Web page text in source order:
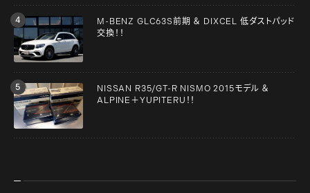
M-BENZ GLC63S前期 ＆ DIXCEL 低ダストパッド
交換！！
NISSAN R35/GT-R NISMO 2015モデル ＆
ALPINE＋YUPITERU！！